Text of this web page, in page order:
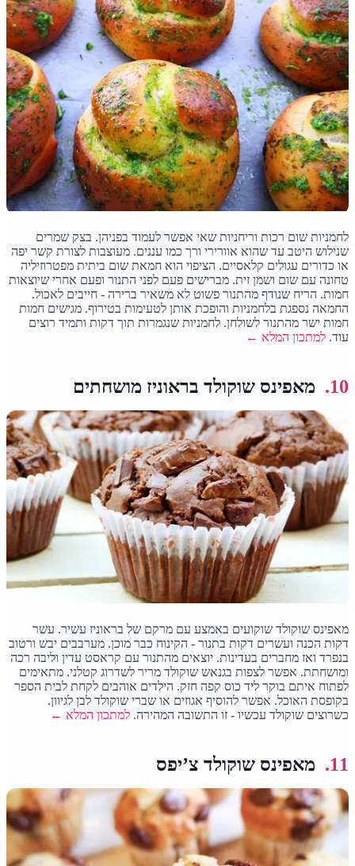
לחמניות שום רכות וריחניות שאי אפשר לעמוד בפניהן. בצק שמרים
שנילוש היטב עד שהוא אוורירי ורך כמו עננים. מעוצבות לצורת קשר יפה
או כדורים עגולים קלאסיים. הציפוי הוא חמאת שום ביתית מפטרוזיליה
טחונה עם שום ושמן זית. מברישים פעם לפני התנור ופעם אחרי שיוצאות
חמות. הריח שנודף מהתנור פשוט לא משאיר ברירה - חייבים לאכול.
החמאה נספגת בלחמניות והופכת אותן לטעימות בטירוף. מגישים חמות
חמות ישר מהתנור לשולחן. לחמניות שנגמרות תוך דקות ותמיד רוצים
עוד.למתכון המלא ←
10. מאפינס שוקולד בראוניז מושחתים
מאפינס שוקולד שוקועים באמצע עם מרקם של בראוניז עשיר. עשר
דקות הכנה ועשרים דקות בתנור - הקינוח כבר מוכן. מערבבים יבש ורטוב
בנפרד ואז מחברים בעדינות. יוצאים מהתנור עם קראסט עדין וליבה רכה
ומושחתת. אפשר לצפות בגנאש שוקולד מריר לשדרוג קטלני. מתאימים
לפתוח איתם בוקר ליד כוס קפה חזק. הילדים אוהבים לקחת לבית הספר
בקופסת האוכל. אפשר להוסיף אגוזים או שברי שוקולד לבן לגיוון.
כשרוצים שוקולד עכשיו - זו התשובה המהירה.למתכון המלא ←
11. מאפינס שוקולד צ’יפס